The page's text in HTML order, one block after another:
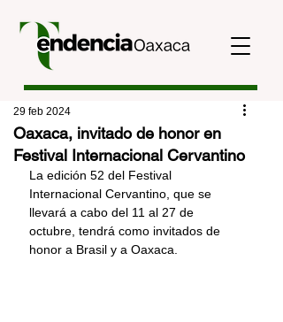
Oaxaca, invitado de honor en
Festival Internacional Cervantino
29 feb 2024
La edición 52 del Festival
Internacional Cervantino, que se
llevará a cabo del 11 al 27 de
octubre, tendrá como invitados de
honor a Brasil y a Oaxaca.